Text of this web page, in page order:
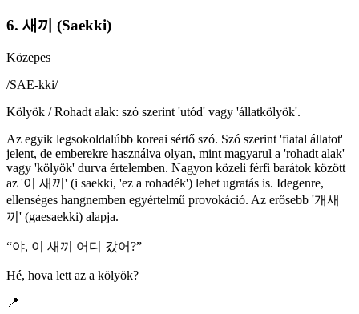
6. 새끼 (Saekki)
Közepes
/SAE-kki/
Kölyök / Rohadt alak: szó szerint 'utód' vagy 'állatkölyök'.
Az egyik legsokoldalúbb koreai sértő szó. Szó szerint 'fiatal állatot'
jelent, de emberekre használva olyan, mint magyarul a 'rohadt alak'
vagy 'kölyök' durva értelemben. Nagyon közeli férfi barátok között
az '이 새끼' (i saekki, 'ez a rohadék') lehet ugratás is. Idegenre,
ellenséges hangnemben egyértelmű provokáció. Az erősebb '개새
끼' (gaesaekki) alapja.
“야, 이 새끼 어디 갔어?”
Hé, hova lett az a kölyök?
📍